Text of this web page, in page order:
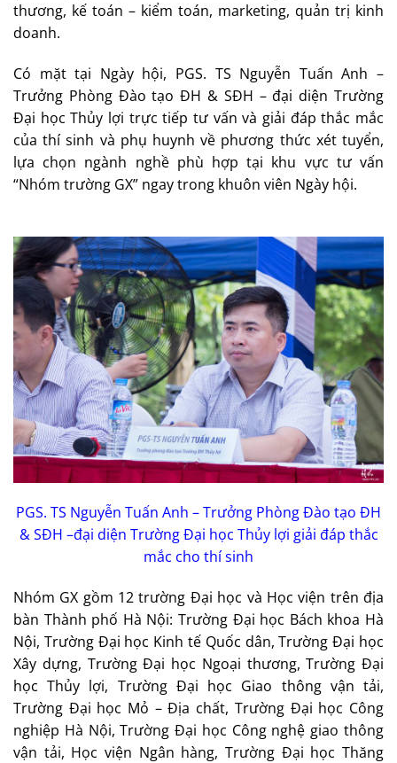
thương, kế toán – kiểm toán, marketing, quản trị kinh
doanh.
Có mặt tại Ngày hội, PGS. TS Nguyễn Tuấn Anh –
Trưởng Phòng Đào tạo ĐH & SĐH – đại diện Trường
Đại học Thủy lợi trực tiếp tư vấn và giải đáp thắc mắc
của thí sinh và phụ huynh về phương thức xét tuyển,
lựa chọn ngành nghề phù hợp tại khu vực tư vấn
“Nhóm trường GX” ngay trong khuôn viên Ngày hội.
PGS. TS Nguyễn Tuấn Anh – Trưởng Phòng Đào tạo ĐH
& SĐH –đại diện Trường Đại học Thủy lợi giải đáp thắc
mắc cho thí sinh
Nhóm GX gồm 12 trường Đại học và Học viện trên địa
bàn Thành phố Hà Nội: Trường Đại học Bách khoa Hà
Nội, Trường Đại học Kinh tế Quốc dân, Trường Đại học
Xây dựng, Trường Đại học Ngoại thương, Trường Đại
học Thủy lợi, Trường Đại học Giao thông vận tải,
Trường Đại học Mỏ – Địa chất, Trường Đại học Công
nghiệp Hà Nội, Trường Đại học Công nghệ giao thông
vận tải, Học viện Ngân hàng, Trường Đại học Thăng